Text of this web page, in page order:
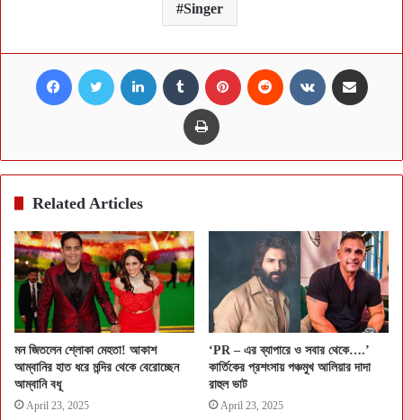
Singer
Facebook Twitter LinkedIn Tumblr Pinterest Reddit VKontakte
Print
Related Articles
মন জিতলেন শ্লোকা মেহতা! আকাশ
আম্বানির হাত ধরে মন্দির থেকে বেরোচ্ছেন
আম্বানি বধূ
April 23, 2025
‘PR – এর ব্যাপারে ও সবার থেকে….’
কার্তিকের প্রশংসায় পঞ্চমুখ আলিয়ার দাদা
রাহুল ভাট
April 23, 2025